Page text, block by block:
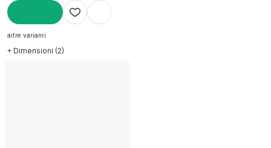
AGGIUNGI
altre varianti
+ Dimensioni (2)